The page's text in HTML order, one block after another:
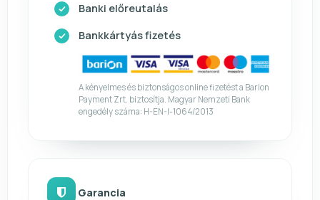
Banki előreutalás
Bankkártyás fizetés
A kényelmes és biztonságos online fizetést a Barion
Payment Zrt. biztosítja. Magyar Nemzeti Bank
engedély száma: H-EN-I-1064/2013
Garancia